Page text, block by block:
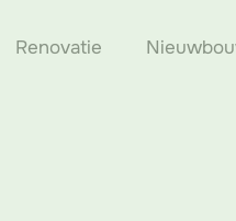
Renovatie